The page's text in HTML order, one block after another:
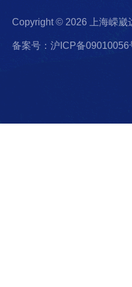
Copyright © 2026 上海嵘崴
备案号：沪ICP备09010056